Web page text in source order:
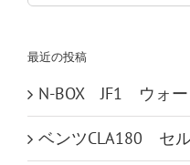
索
最近の投稿
N-BOX JF1 ウォー
ベンツCLA180 セ